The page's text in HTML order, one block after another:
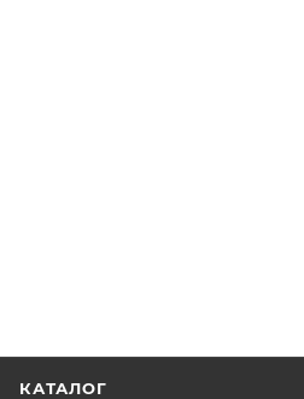
КАТАЛОГ